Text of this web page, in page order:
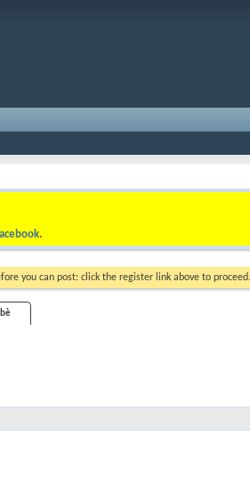
.
you can post: click the register link above to
bè